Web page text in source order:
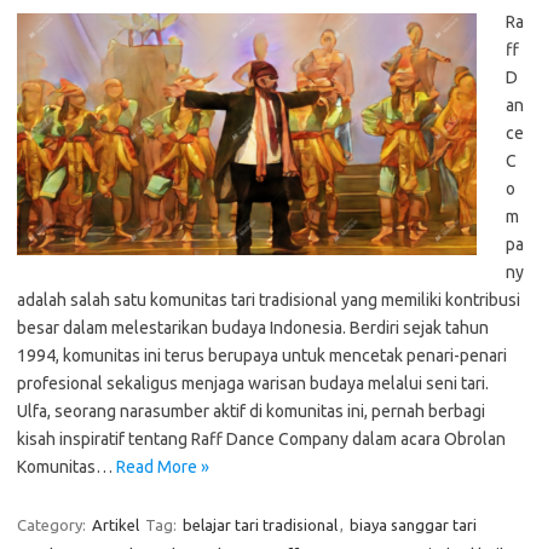
Ra
ff
D
an
ce
C
o
m
pa
ny
adalah salah satu komunitas tari tradisional yang memiliki kontribusi
besar dalam melestarikan budaya Indonesia. Berdiri sejak tahun
1994, komunitas ini terus berupaya untuk mencetak penari-penari
profesional sekaligus menjaga warisan budaya melalui seni tari.
Ulfa, seorang narasumber aktif di komunitas ini, pernah berbagi
kisah inspiratif tentang Raff Dance Company dalam acara Obrolan
Komunitas… Read More »
Category: Artikel Tag: belajar tari tradisional, biaya sanggar tari